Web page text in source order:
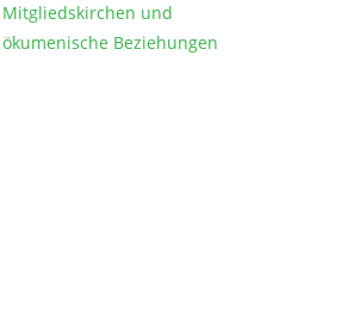
Mitgliedskirchen und
ökumenische Beziehungen